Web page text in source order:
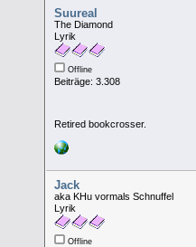
Suureal
The Diamond
Lyrik
Offline
Beiträge: 3.308
Retired bookcrosser.
Jack
aka KHu vormals Schnuffel
Lyrik
Offline